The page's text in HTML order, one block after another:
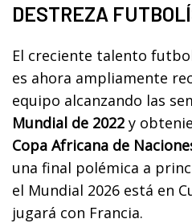
DESTREZA
El creciente talento
es ahora ampliamente
equipo alcanzando las
Mundial de 2022 y
Copa Africana de
una final polémica a
el Mundial 2026 está en
jugará con Francia.